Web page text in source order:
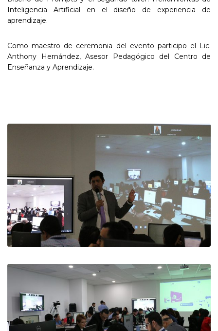
Inteligencia Artificial en el diseño de experiencia de
aprendizaje.
Como maestro de ceremonia del evento participo el Lic.
Anthony Hernández, Asesor Pedagógico del Centro de
Enseñanza y Aprendizaje.